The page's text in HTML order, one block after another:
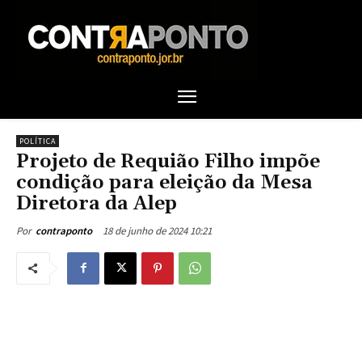
POLÍTICA
Projeto de Requião Filho impõe
condição para eleição da Mesa
Diretora da Alep
Por contraponto 18 de junho de 2024 10:21